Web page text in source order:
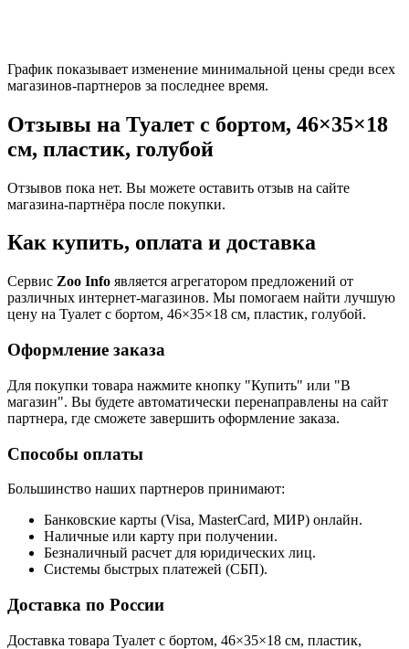
График показывает изменение минимальной цены среди всех
магазинов-партнеров за последнее время.
Отзывы на Туалет с бортом, 46×35×18
см, пластик, голубой
Отзывов пока нет. Вы можете оставить отзыв на сайте
магазина-партнёра после покупки.
Как купить, оплата и доставка
Сервис Zoo Info является агрегатором предложений от
различных интернет-магазинов. Мы помогаем найти лучшую
цену на Туалет с бортом, 46×35×18 см, пластик, голубой.
Оформление заказа
Для покупки товара нажмите кнопку "Купить" или "В
магазин". Вы будете автоматически перенаправлены на сайт
партнера, где сможете завершить оформление заказа.
Способы оплаты
Большинство наших партнеров принимают:
Банковские карты (Visa, MasterCard, МИР) онлайн.
Наличные или карту при получении.
Безналичный расчет для юридических лиц.
Системы быстрых платежей (СБП).
Доставка по России
Доставка товара Туалет с бортом, 46×35×18 см, пластик,